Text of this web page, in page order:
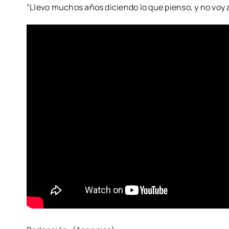
“Llevo muchos años diciendo lo que pienso, y no voy